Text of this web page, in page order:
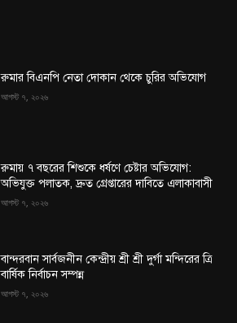
রুমার বিএনপি নেতা দোকান থেকে চুরির অভিযোগ
আগস্ট ৭, ২০২৬
রুমায় ৭ বছরের শিশুকে ধর্ষণে চেষ্টার অভিযোগ:
অভিযুক্ত পলাতক, দ্রুত গ্রেপ্তারের দাবিতে এলাকাবাসী
আগস্ট ৭, ২০২৬
বান্দরবান সার্বজনীন কেন্দ্রীয় শ্রী শ্রী দুর্গা মন্দিরের ত্রি
বার্ষিক নির্বাচন সম্পন্ন
আগস্ট ৭, ২০২৬